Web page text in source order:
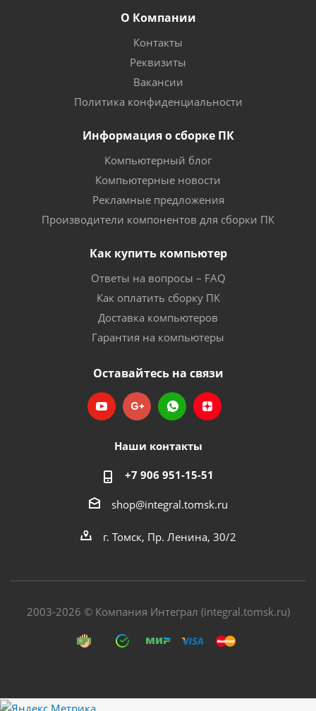
О Компании
Контакты
Реквизиты
Вакансии
Политика конфиденциальности
Информация о сборке ПК
Компьютерный блог
Компьютерные новости
Рекламные предложения
Производители компонентов для сборки ПК
Как купить компьютер
Ответы на вопросы – FAQ
Как оплатить сборку ПК
Доставка компьютеров
Гарантия на компьютеры
Оставайтесь на связи
Наши контакты
+7 906 951-15-51
shop@integral.tomsk.ru
г. Томск, Пр. Ленина, 30/2
2003-2026 © Компания Интеграл (integral.tomsk.ru)